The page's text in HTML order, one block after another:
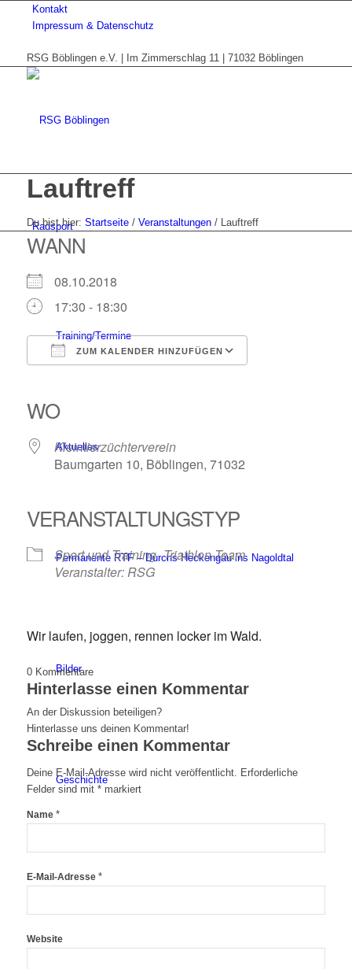
Kontakt
Impressum & Datenschutz
RSG Böblingen e.V. | Im Zimmerschlag 11 | 71032 Böblingen
Radsport
Training/Termine
Aktuelles
Permanente RTF – Durchs Heckengäu ins Nagoldtal
Bilder
Geschichte
Lauftreff
Du bist hier: Startseite / Veranstaltungen / Lauftreff
WANN
08.10.2018
17:30 - 18:30
ZUM KALENDER HINZUFÜGEN
WO
Kleintierzüchterverein
Baumgarten 10, Böblingen, 71032
VERANSTALTUNGSTYP
Sport und Training Triathlon-Team
Veranstalter: RSG
Wir laufen, joggen, rennen locker im Wald.
0 Kommentare
Hinterlasse einen Kommentar
An der Diskussion beteiligen?
Hinterlasse uns deinen Kommentar!
Schreibe einen Kommentar
Deine E-Mail-Adresse wird nicht veröffentlicht. Erforderliche
Felder sind mit *markiert
Name *
E-Mail-Adresse *
Website